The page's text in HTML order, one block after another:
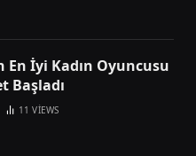
En İyi Kadın Oyuncusu
Başladı
11VIEWS